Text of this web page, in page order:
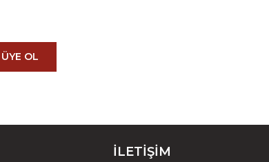
ÜYE OL
İLETİŞİM